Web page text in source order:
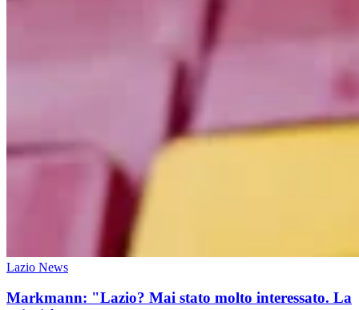
Lazio News
Markmann: "Lazio? Mai stato molto interessato. La